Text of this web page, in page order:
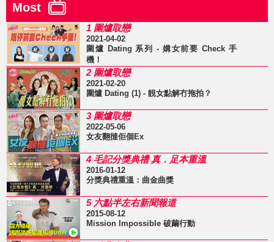
Most
1 圍爐取戀
2021-04-02
圍爐 Dating 系列 - 媾女前要 Check 手
機！
2 圍爐取戀
2021-02-20
圍爐 Dating (1) - 靚女點解冇拖拍？
3 圍爐取戀
2022-05-06
女友翻撻佢個Ex
4 毛記分獎典禮 真．足本重溫
2016-01-12
分獎典禮重溫：曲金曲獎
5 六點半左右新聞報道
2015-08-12
Mission Impossible 破繭行動